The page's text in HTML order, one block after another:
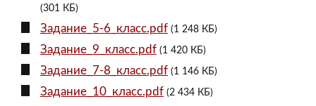
(301 КБ)
Задание_5-6_класс.pdf (1 248 КБ)
Задание_9_класс.pdf (1 420 КБ)
Задание_7-8_класс.pdf (1 146 КБ)
Задание_10_класс.pdf (2 434 КБ)